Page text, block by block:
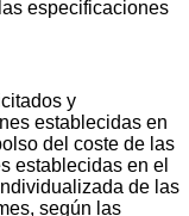
especificaciones
y
establecidas en
del coste de las
establecidas en el
de las
según las